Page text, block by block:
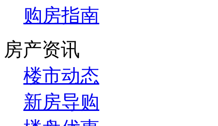
购房指南
房产资讯
楼市动态
新房导购